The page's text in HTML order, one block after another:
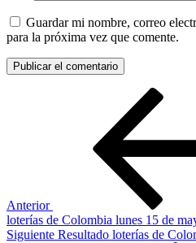
Guardar mi nombre, correo
para la próxima vez que comente.
Anterior
loterías de Colombia lunes 15 de
Siguiente
Siguiente Resultado loterías de